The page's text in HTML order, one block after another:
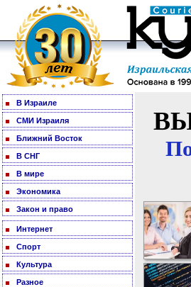
В Израиле
СМИ Израиля
Ближний Восток
В СНГ
В мире
Экономика
Закон и право
Интернет
Спорт
Культура
Разное